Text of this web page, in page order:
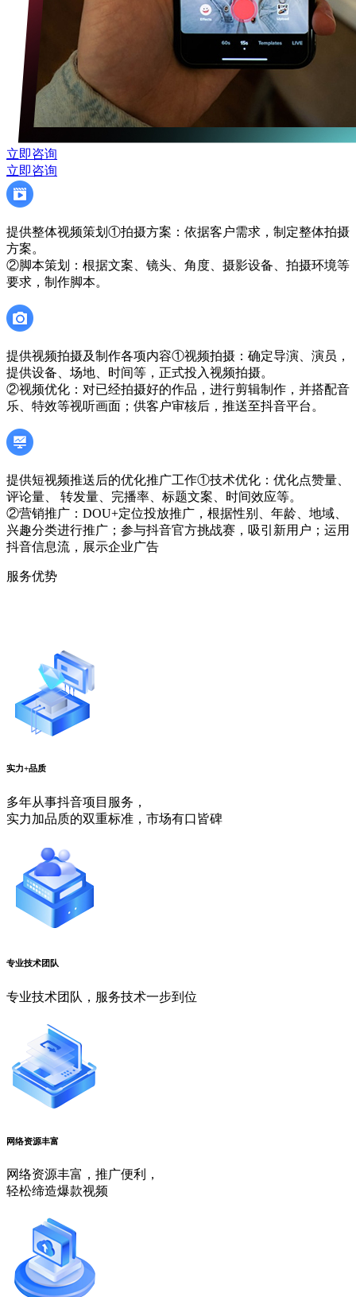
立即咨询
立即咨询
提供整体视频策划 ①拍摄方案：依据客户需求，制定整体拍摄
方案。
②脚本策划：根据文案、镜头、角度、摄影设备、拍摄环境等
要求，制作脚本。
提供视频拍摄及制作各项内容①视频拍摄：确定导演、演员，
提供设备、场地、时间等，正式投入视频拍摄。
②视频优化：对已经拍摄好的作品，进行剪辑制作，并搭配音
乐、特效等视听画面；供客户审核后，推送至抖音平台。
提供短视频推送后的优化推广工作①技术优化：优化点赞量、
评论量、 转发量、完播率、标题文案、时间效应等。
②营销推广：DOU+定位投放推广，根据性别、年龄、地域、
兴趣分类进行推广；参与抖音官方挑战赛，吸引新用户；运用
抖音信息流，展示企业广告
服务优势
实力+品质
多年从事抖音项目服务，
实力加品质的双重标准，市场有口皆碑
专业技术团队
专业技术团队，服务技术一步到位
网络资源丰富
网络资源丰富，推广便利，
轻松缔造爆款视频